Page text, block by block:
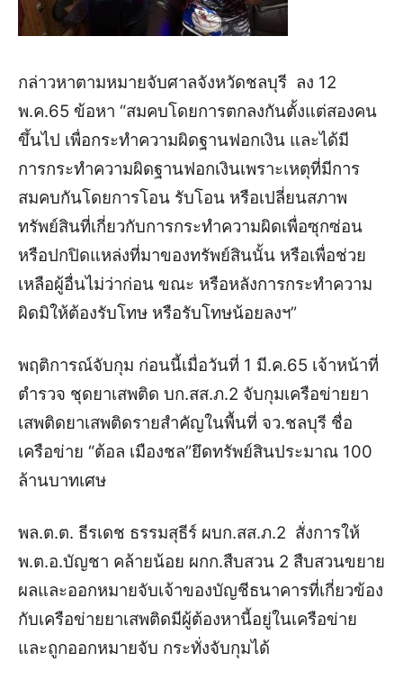
กล่าวหาตามหมายจับศาลจังหวัดชลบุรี ลง 12
พ.ค.65 ข้อหา “สมคบโดยการตกลงกันตั้งแต่สองคน
ขึ้นไป เพื่อกระทำความผิดฐานฟอกเงิน และได้มี
การกระทำความผิดฐานฟอกเงินเพราะเหตุที่มีการ
สมคบกันโดยการโอน รับโอน หรือเปลี่ยนสภาพ
ทรัพย์สินที่เกี่ยวกับการกระทำความผิดเพื่อซุกซ่อน
หรือปกปิดแหล่งที่มาของทรัพย์สินนั้น หรือเพื่อช่วย
เหลือผู้อื่นไม่ว่าก่อน ขณะ หรือหลังการกระทำความ
ผิดมิให้ต้องรับโทษ หรือรับโทษน้อยลงฯ”
พฤติการณ์จับกุม ก่อนนี้เมื่อวันที่ 1 มี.ค.65 เจ้าหน้าที่
ตำรวจ ชุดยาเสพติด บก.สส.ภ.2 จับกุมเครือข่ายยา
เสพติดยาเสพติดรายสำคัญในพื้นที่ จว.ชลบุรี ชื่อ
เครือข่าย “ต้อล เมืองชล”ยึดทรัพย์สินประมาณ 100
ล้านบาทเศษ
พล.ต.ต. ธีรเดช ธรรมสุธีร์ ผบก.สส.ภ.2 สั่งการให้
พ.ต.อ.บัญชา คล้ายน้อย ผกก.สืบสวน 2 สืบสวนขยาย
ผลและออกหมายจับเจ้าของบัญชีธนาคารที่เกี่ยวข้อง
กับเครือข่ายยาเสพติดมีผู้ต้องหานี้อยู่ในเครือข่าย
และถูกออกหมายจับ กระทั่งจับกุมได้